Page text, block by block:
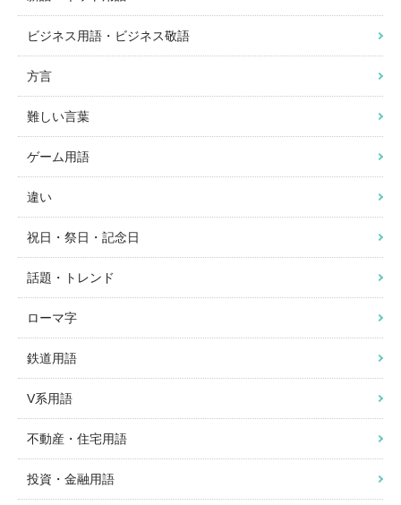
ビジネス用語・ビジネス敬語
方言
難しい言葉
ゲーム用語
違い
祝日・祭日・記念日
話題・トレンド
ローマ字
鉄道用語
V系用語
不動産・住宅用語
投資・金融用語